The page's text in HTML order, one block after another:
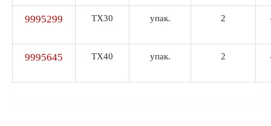
9995299 TX30 упак. 2
9995645 TX40 упак. 2